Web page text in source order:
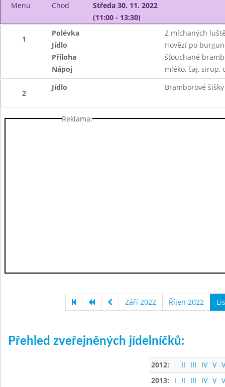
Menu Chod
Středa 30. 11. 2022
(11:00 - 13:30)
1
Polévka
Z míchaných
Jídlo
Hovězí po
Příloha
šťouchané
Nápoj
mléko, čaj, sirup,
2
Jídlo Bramborové
Reklama:
Září 2022 Říjen 2022
Přehled zveřejněných jídelníčků:
2012: II III IV V
2013:
I II III IV V